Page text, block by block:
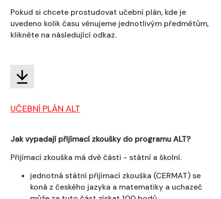
Pokud si chcete prostudovat učební plán, kde je
uvedeno kolik času věnujeme jednotlivým předmětům,
klikněte na následující odkaz.
UČEBNÍ PLÁN ALT
Jak vypadají přijímací zkoušky do programu ALT?
Přijímací zkouška má dvě části - státní a školní.
jednotná státní přijímací zkouška (CERMAT) se
koná z českého jazyka a matematiky a uchazeč